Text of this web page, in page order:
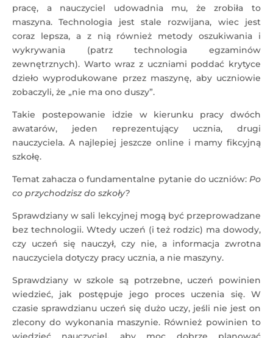
pracę, a nauczyciel udowadnia mu, że zrobiła to
maszyna. Technologia jest stale rozwijana, wiec jest
coraz lepsza, a z nią również metody oszukiwania i
wykrywania (patrz technologia egzaminów
zewnętrznych). Warto wraz z uczniami poddać krytyce
dzieło wyprodukowane przez maszynę, aby uczniowie
zobaczyli, że „nie ma ono duszy”.
Takie postepowanie idzie w kierunku pracy dwóch
awatarów, jeden reprezentujący ucznia, drugi
nauczyciela. A najlepiej jeszcze online i mamy fikcyjną
szkołę.
Temat zahacza o fundamentalne pytanie do uczniów: Po
co przychodzisz do szkoły?
Sprawdziany w sali lekcyjnej mogą być przeprowadzane
bez technologii. Wtedy uczeń (i też rodzic) ma dowody,
czy uczeń się nauczył, czy nie, a informacja zwrotna
nauczyciela dotyczy pracy ucznia, a nie maszyny.
Sprawdziany w szkole są potrzebne, uczeń powinien
wiedzieć, jak postępuje jego proces uczenia się. W
czasie sprawdzianu uczeń się dużo uczy, jeśli nie jest on
zlecony do wykonania maszynie. Również powinien to